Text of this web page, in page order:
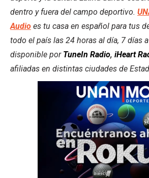
dentro y fuera del campo deportivo.
Audio es tu casa en español para tus
todo el país las 24 horas al día, 7 días
disponible por TuneIn Radio, iHeart
afiliadas en distintas ciudades de